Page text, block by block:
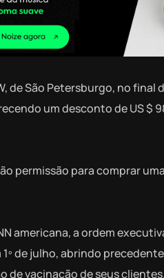
de São Petersburgo, no final
um desconto de US $
permissão para comprar
americana, a ordem
de julho, abrindo
de vacinação de seus clientes.